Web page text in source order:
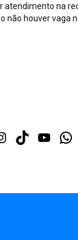
atendimento na
não houver vaga
Instagram
TikTok